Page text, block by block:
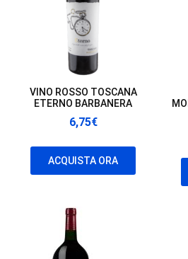
VINO ROSSO TOSCANA
ETERNO BARBANERA
6,75€
ACQUISTA ORA